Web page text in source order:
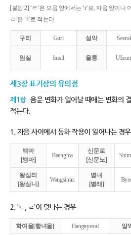
[붙임 2] ‘ㄹ’은 모음 앞에서는 ‘r’로, 자음 앞이나
ㄹ’은 ‘ll’로 적는다.
구리 Guri 설악
임실 Imsil 울릉
제3장 표기상의 유의점
제1항 음운 변화가 일어날 때에는 변화의
적는다.
1. 자음 사이에서 동화 작용이 일어나는 경우
백마
[뱅마]
Baengma
신문로
[신문노]
왕십리
[왕심니]
Wangsimni
별내
[별래]
2. ‘ㄴ, ㄹ’이 덧나는 경우
학여울[항녀울] Hangnyeoul 알